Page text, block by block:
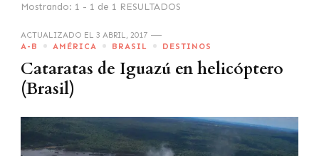
Mostrando: 1 - 1 de 1 RESULTADOS
ACTUALIZADO EL 3 ABRIL, 2017
A-B
AMÉRICA BRASIL DESTINOS
Cataratas de Iguazú en helicóptero
(Brasil)